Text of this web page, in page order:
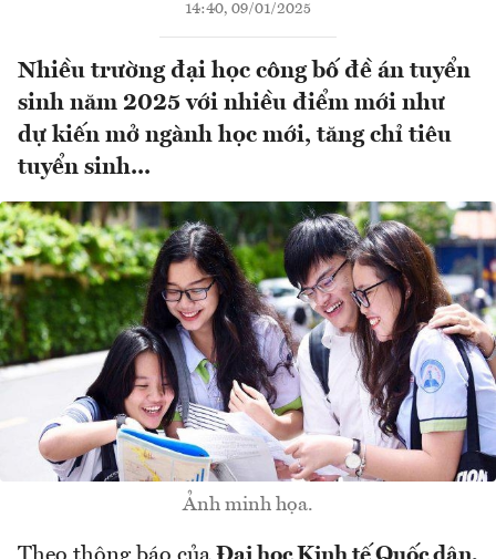
14:40, 09/01/2025
Nhiều trường đại học công bố đề án tuyển
sinh năm 2025 với nhiều điểm mới như
dự kiến mở ngành học mới, tăng chỉ tiêu
tuyển sinh...
Ảnh minh họa.